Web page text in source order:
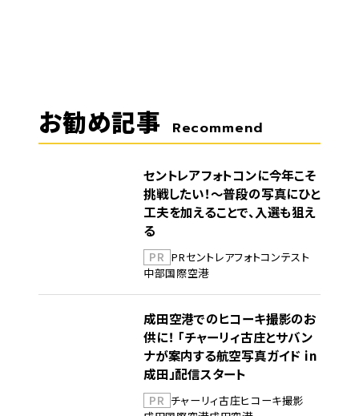
お勧め記事 Recommend
セントレアフォトコンに今年こそ
挑戦したい！～普段の写真にひと
工夫を加えることで、入選も狙え
る
PR PRセントレアフォトコンテスト
中部国際空港
成田空港でのヒコーキ撮影のお
供に！ 「チャーリィ古庄とサバン
ナが案内する航空写真ガイド in
成田」配信スタート
PR チャーリィ古庄ヒコーキ撮影